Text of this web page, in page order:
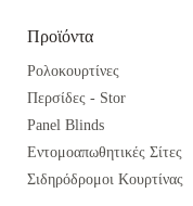
Προϊόντα
Ρολοκουρτίνες
Περσίδες - Stor
Panel Blinds
Εντομοαπωθητικές Σίτες
Σιδηρόδρομοι Κουρτίνας